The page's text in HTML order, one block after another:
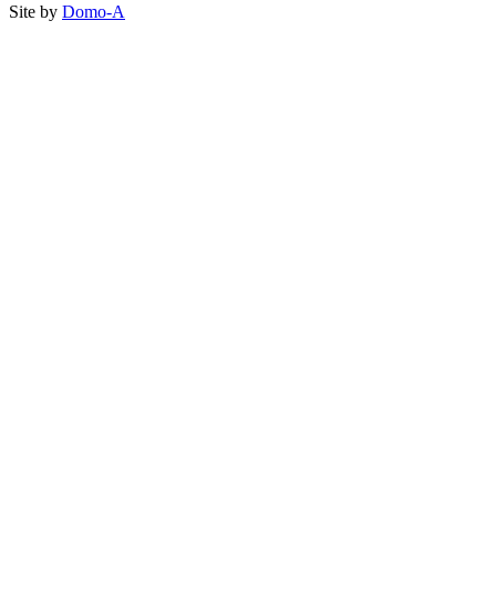
Site by Domo-A